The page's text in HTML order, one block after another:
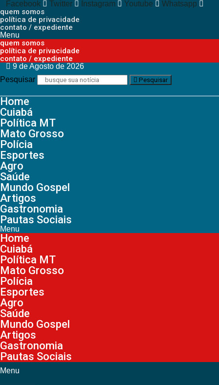
Facebook Twitter Instagram Youtube Whatsapp
quem somos
política de privacidade
contato / expediente
Menu
quem somos
política de privacidade
contato / expediente
9 de Agosto de 2026
Pesquisar
Pesquisar
Home
Cuiabá
Política MT
Mato Grosso
Polícia
Esportes
Agro
Saúde
Mundo Gospel
Artigos
Gastronomia
Pautas Sociais
Menu
Home
Cuiabá
Política MT
Mato Grosso
Polícia
Esportes
Agro
Saúde
Mundo Gospel
Artigos
Gastronomia
Pautas Sociais
Menu